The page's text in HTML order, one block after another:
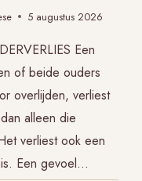
5 augustus 2026
Een
of beide ouders
overlijden, verliest
alleen die
verliest ook een
Een gevoel…